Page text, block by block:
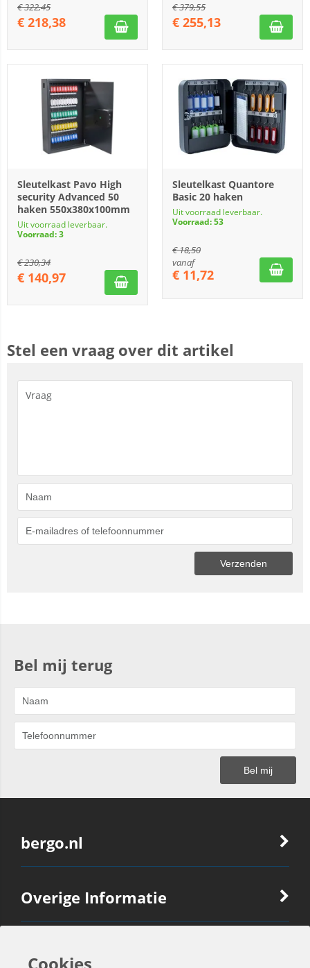
€322,45
€ 218,38
€379,55
€ 255,13
Sleutelkast Pavo High
security Advanced 50
haken 550x380x100mm
Uit voorraad leverbaar.
Voorraad: 3
€230,34
€ 140,97
Sleutelkast Quantore
Basic 20 haken
Uit voorraad leverbaar.
Voorraad: 53
€18,50
vanaf
€ 11,72
Stel een vraag over dit artikel
Bel mij terug
bergo.nl
Overige Informatie
Ook Interessant